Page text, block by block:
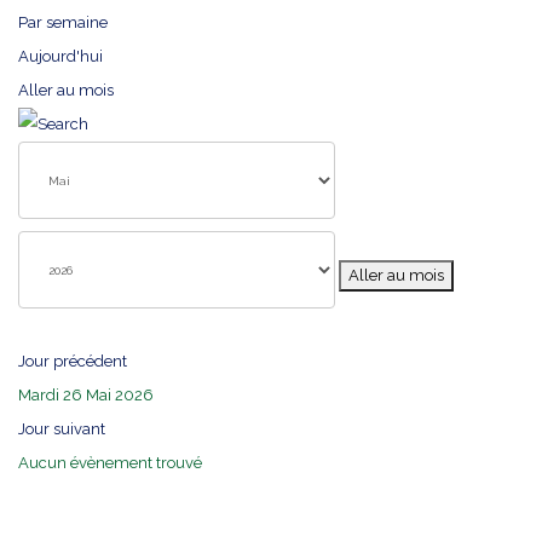
Par semaine
Aujourd'hui
Aller au mois
Aller au mois
Jour précédent
Mardi 26 Mai 2026
Jour suivant
Aucun évènement trouvé